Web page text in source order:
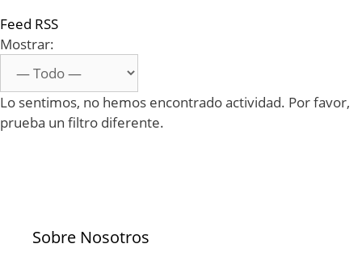
Feed RSS
Mostrar:
Lo sentimos, no hemos encontrado actividad. Por favor,
prueba un filtro diferente.
Sobre Nosotros